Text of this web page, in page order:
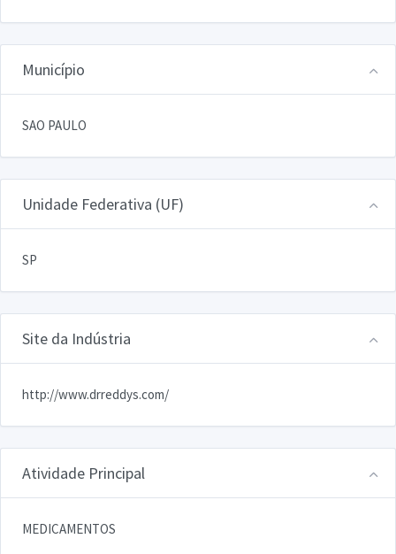
Município
SAO PAULO
Unidade Federativa (UF)
SP
Site da Indústria
http://www.drreddys.com/
Atividade Principal
MEDICAMENTOS